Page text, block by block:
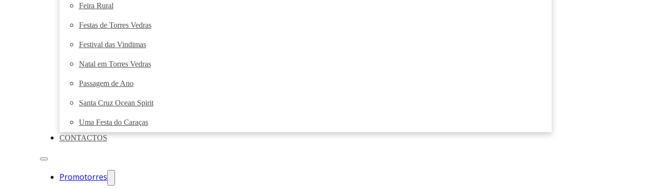
Feira Rural
Festas de Torres Vedras
Festival das Vindimas
Natal em Torres Vedras
Passagem de Ano
Santa Cruz Ocean Spirit
Uma Festa do Caraças
CONTACTOS
Promotorres